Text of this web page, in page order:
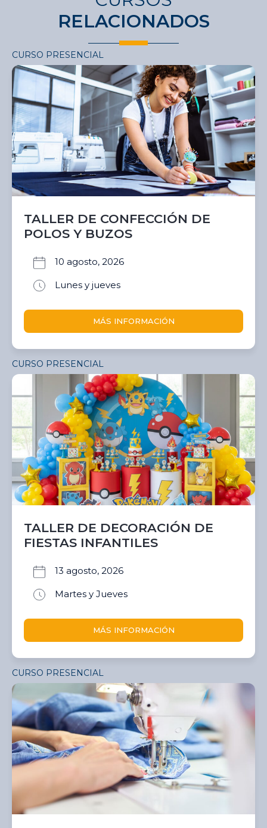
RELACIONADOS
CURSO PRESENCIAL
TALLER DE CONFECCIÓN DE
POLOS Y BUZOS
10 agosto, 2026
Lunes y jueves
MÁS INFORMACIÓN
CURSO PRESENCIAL
TALLER DE DECORACIÓN DE
FIESTAS INFANTILES
13 agosto, 2026
Martes y Jueves
MÁS INFORMACIÓN
CURSO PRESENCIAL